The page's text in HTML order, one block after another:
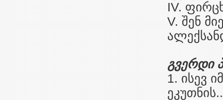
IV.
V. შენ
გვერდი
1. ისევ